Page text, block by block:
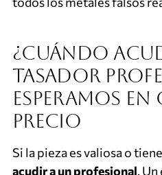
¿Cuándo
tasador
esperamos
precio
Si la pieza es valiosa o
acudir a un profesional.